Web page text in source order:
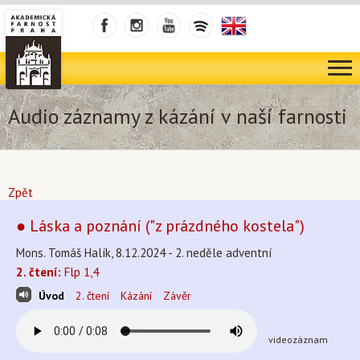
Audio záznamy z kázání v naší farnosti
Zpět
● Láska a poznání ("z prázdného kostela")
Mons. Tomáš Halík, 8.12.2024 - 2. neděle adventní
2. čtení: Flp 1,4
Úvod 2. čtení Kázání Závěr
videozáznam